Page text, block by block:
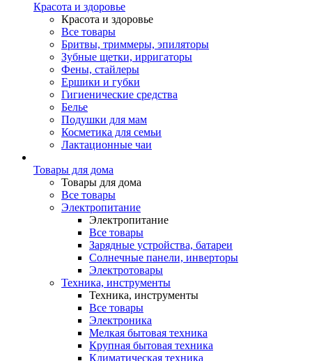
Красота и здоровье
Красота и здоровье
Все товары
Бритвы, триммеры, эпиляторы
Зубные щетки, ирригаторы
Фены, стайлеры
Ершики и губки
Гигиенические средства
Белье
Подушки для мам
Косметика для семьи
Лактационные чаи
Товары для дома
Товары для дома
Все товары
Электропитание
Электропитание
Все товары
Зарядные устройства, батареи
Солнечные панели, инверторы
Электротовары
Техника, инструменты
Техника, инструменты
Все товары
Электроника
Мелкая бытовая техника
Крупная бытовая техника
Климатическая техника